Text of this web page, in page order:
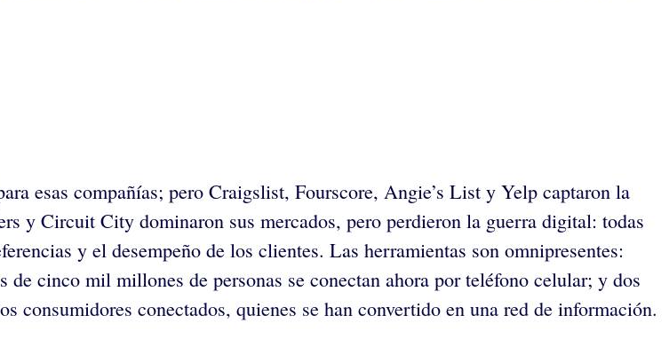
esas compañías; pero Craigslist, Fourscore, Angie’s List y Yelp captaron la
y Circuit City dominaron sus mercados, pero perdieron la guerra digital: todas
y el desempeño de los clientes. Las herramientas son omnipresentes:
cinco mil millones de personas se conectan ahora por teléfono celular; y dos
consumidores conectados, quienes se han convertido en una red de información.